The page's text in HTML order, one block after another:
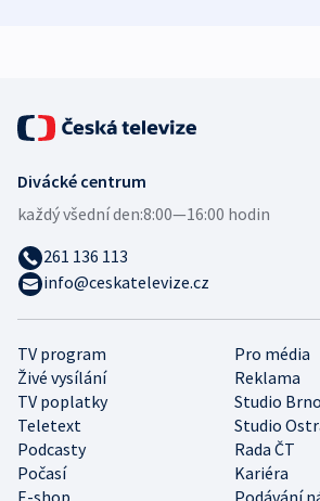
TV program
Pro média
Živé vysílání
Reklama
TV poplatky
Studio Brno
Teletext
Studio
Podcasty
Rada ČT
Počasí
Kariéra
Divácké centrum
každý všední den:8:00—16:00 hodin
261 136 113
info@ceskatelevize.cz